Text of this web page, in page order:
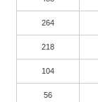
264
218
104
56